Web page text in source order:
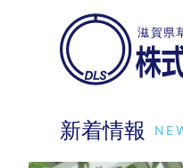
滋賀県
新着情報